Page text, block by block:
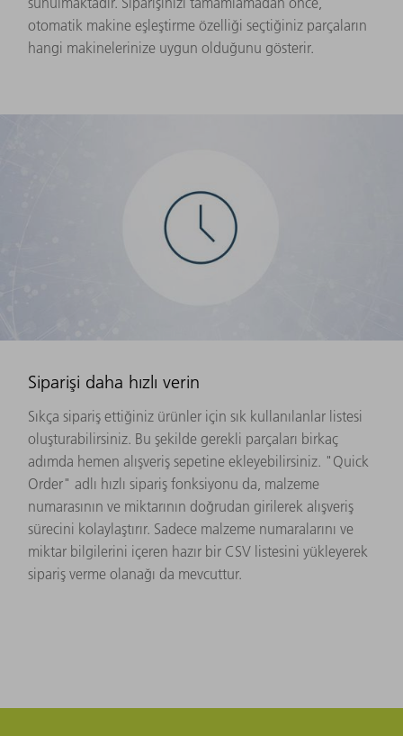
otomatik makine eşleştirme özelliği seçtiğiniz parçaların
hangi makinelerinize uygun olduğunu gösterir.
Siparişi daha hızlı verin
Sıkça sipariş ettiğiniz ürünler için sık kullanılanlar listesi
oluşturabilirsiniz. Bu şekilde gerekli parçaları birkaç
adımda hemen alışveriş sepetine ekleyebilirsiniz. "Quick
Order" adlı hızlı sipariş fonksiyonu da, malzeme
numarasının ve miktarının doğrudan girilerek alışveriş
sürecini kolaylaştırır. Sadece malzeme numaralarını ve
miktar bilgilerini içeren hazır bir CSV listesini yükleyerek
sipariş verme olanağı da mevcuttur.